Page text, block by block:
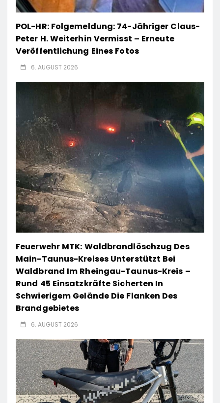
POL-HR: Folgemeldung: 74-Jähriger Claus-
Peter H. Weiterhin Vermisst – Erneute
Veröffentlichung Eines Fotos
6. AUGUST 2026
Feuerwehr MTK: Waldbrandlöschzug Des
Main-Taunus-Kreises Unterstützt Bei
Waldbrand Im Rheingau-Taunus-Kreis –
Rund 45 Einsatzkräfte Sicherten In
Schwierigem Gelände Die Flanken Des
Brandgebietes
6. AUGUST 2026